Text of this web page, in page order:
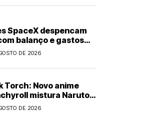
SpaceX despencam
balanço e gastos
DE 2026
Torch: Novo anime
mistura Naruto e
Man
DE 2026